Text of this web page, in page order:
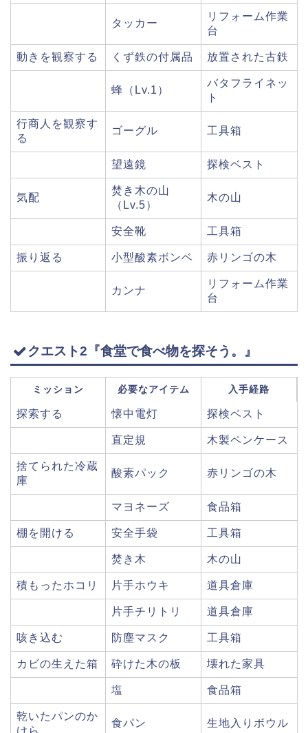
タッカー
リフォーム作業
台
動きを観察する くず鉄の付属品 放置された古鉄
蜂（Lv.1）
バタフライネッ
ト
行商人を観察す
る
ゴーグル 工具箱
望遠鏡 探検ベスト
気配
焚き木の山
（Lv.5）
木の山
安全靴 工具箱
振り返る 小型酸素ボンベ 赤リンゴの木
カンナ
リフォーム作業
台
クエスト2『食堂で食べ物を探そう。』
ミッション 必要なアイテム 入手経路
探索する 懐中電灯 探検ベスト
直定規 木製ペンケース
捨てられた冷蔵
庫
酸素パック 赤リンゴの木
マヨネーズ 食品箱
棚を開ける 安全手袋 工具箱
焚き木 木の山
積もったホコリ 片手ホウキ 道具倉庫
片手チリトリ 道具倉庫
咳き込む 防塵マスク 工具箱
カビの生えた箱 砕けた木の板 壊れた家具
塩 食品箱
乾いたパンのか
けら
食パン 生地入りボウル